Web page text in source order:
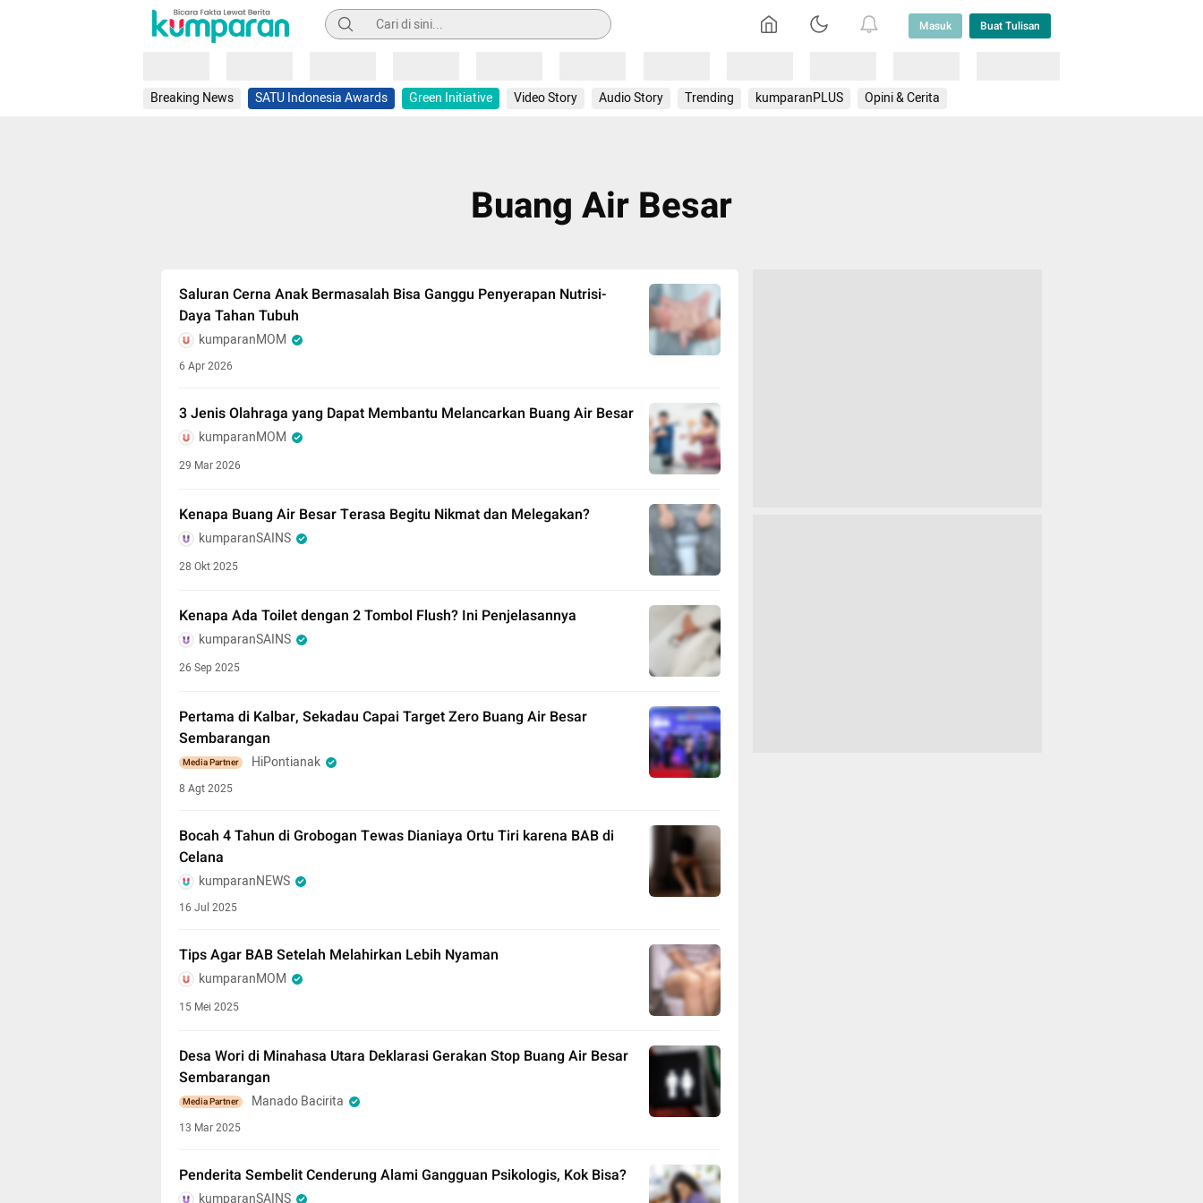
Pencarian Masuk Buat Tulisan
Breaking News SATU Indonesia Awards Green Initiative Video Story Audio Story Trending kumparanPLUS Opini & Cerita
Buang Air Besar
Saluran Cerna Anak Bermasalah Bisa Ganggu Penyerapan Nutrisi-
Daya Tahan Tubuh
kumparanMOM
6 Apr 2026
3 Jenis Olahraga yang Dapat Membantu Melancarkan Buang Air Besar
kumparanMOM
29 Mar 2026
Kenapa Buang Air Besar Terasa Begitu Nikmat dan Melegakan?
kumparanSAINS
28 Okt 2025
Kenapa Ada Toilet dengan 2 Tombol Flush? Ini Penjelasannya
kumparanSAINS
26 Sep 2025
Pertama di Kalbar, Sekadau Capai Target Zero Buang Air Besar
Sembarangan
Media Partner HiPontianak
8 Agt 2025
Bocah 4 Tahun di Grobogan Tewas Dianiaya Ortu Tiri karena BAB di
Celana
kumparanNEWS
16 Jul 2025
Tips Agar BAB Setelah Melahirkan Lebih Nyaman
kumparanMOM
15 Mei 2025
Desa Wori di Minahasa Utara Deklarasi Gerakan Stop Buang Air Besar
Sembarangan
Media Partner Manado Bacirita
13 Mar 2025
Penderita Sembelit Cenderung Alami Gangguan Psikologis, Kok Bisa?
kumparanSAINS